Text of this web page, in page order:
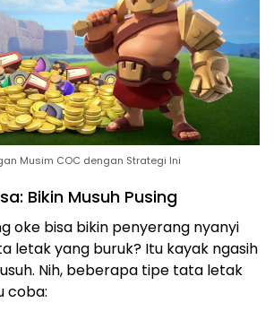
Musim COC dengan Strategi Ini
Bikin Musuh Pusing
oke bisa bikin penyerang nyanyi
letak yang buruk? Itu kayak ngasih
Nih, beberapa tipe tata letak
coba: